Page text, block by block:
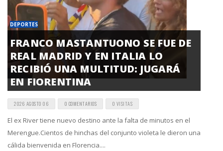
DEPORTES
FRANCO MASTANTUONO SE FUE DE
REAL MADRID Y EN ITALIA LO
RECIBIÓ UNA MULTITUD: JUGARÁ
EN FIORENTINA
2026 AGOSTO 06 0 COMENTARIOS 0 VISITAS
El ex River tiene nuevo destino ante la falta de minutos en el
Merengue.Cientos de hinchas del conjunto violeta le dieron una
cálida bienvenida en Florencia....